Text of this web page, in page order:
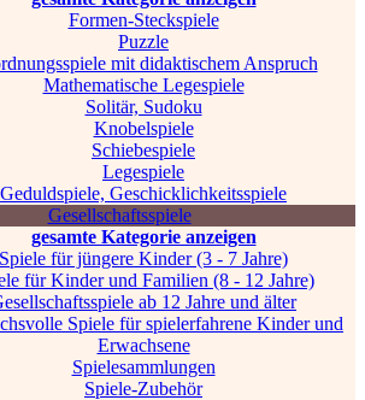
Formen-Steckspiele
Puzzle
mit didaktischem Anspruch
Mathematische Legespiele
Solitär, Sudoku
Knobelspiele
Schiebespiele
Legespiele
Geduldspiele, Geschicklichkeitsspiele
Gesellschaftsspiele
gesamte Kategorie anzeigen
Spiele für jüngere Kinder (3 - 7 Jahre)
für Kinder und Familien (8 - 12 Jahre)
ab 12 Jahre und älter
Spiele für spielerfahrene Kinder und
Erwachsene
Spielesammlungen
Spiele-Zubehör